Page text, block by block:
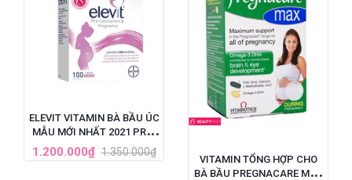
ELEVIT VITAMIN BÀ BẦU ÚC
MẪU MỚI NHẤT 2021 PRE-
CONCEPTION &
PREGNANCY (100V)
1.200.000₫ 1.350.000₫
VITAMIN TỔNG HỢP CHO
BÀ BẦU PREGNACARE MAX